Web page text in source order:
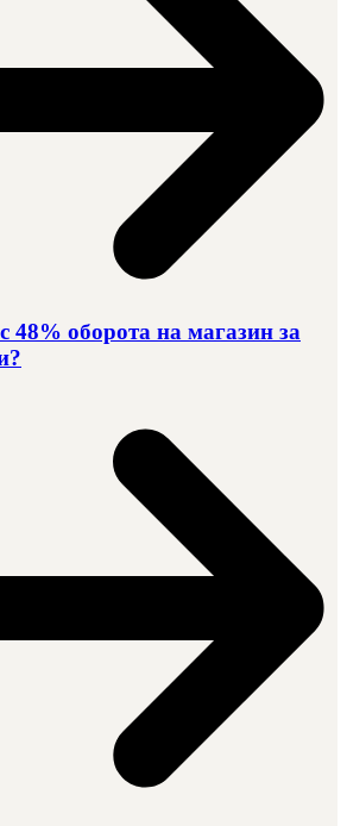
48% оборота на магазин за